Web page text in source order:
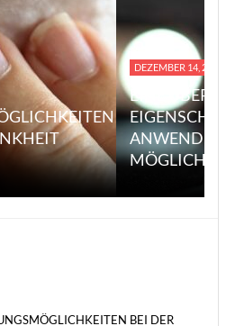
DEZEMBER 14, 2023
EINE
MÖGLICHE
BEI DER